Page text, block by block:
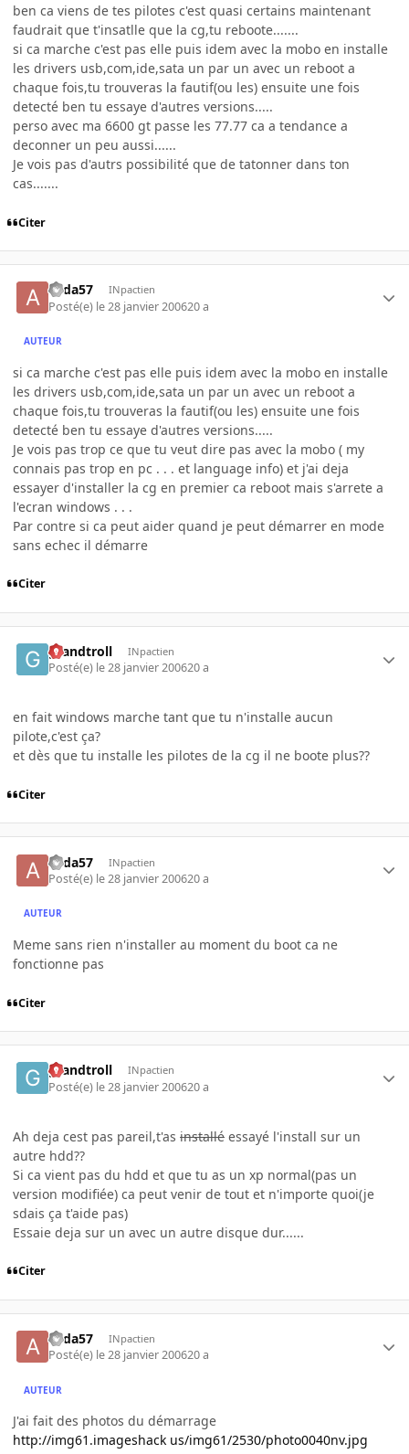
ben ca viens de tes pilotes c'est quasi certains maintenant
faudrait que t'insatlle que la cg,tu reboote.......
si ca marche c'est pas elle puis idem avec la mobo en installe
les drivers usb,com,ide,sata un par un avec un reboot a
chaque fois,tu trouveras la fautif(ou les) ensuite une fois
detecté ben tu essaye d'autres versions.....
perso avec ma 6600 gt passe les 77.77 ca a tendance a
deconner un peu aussi......
Je vois pas d'autrs possibilité que de tatonner dans ton
cas.......
Citer
alida57 INpactien
Posté(e) le 28 janvier 200620 a
AUTEUR
si ca marche c'est pas elle puis idem avec la mobo en installe
les drivers usb,com,ide,sata un par un avec un reboot a
chaque fois,tu trouveras la fautif(ou les) ensuite une fois
detecté ben tu essaye d'autres versions.....
Je vois pas trop ce que tu veut dire pas avec la mobo ( my
connais pas trop en pc . . . et language info) et j'ai deja
essayer d'installer la cg en premier ca reboot mais s'arrete a
l'ecran windows . . .
Par contre si ca peut aider quand je peut démarrer en mode
sans echec il démarre
Citer
grandtroll INpactien
Posté(e) le 28 janvier 200620 a
en fait windows marche tant que tu n'installe aucun
pilote,c'est ça?
et dès que tu installe les pilotes de la cg il ne boote plus??
Citer
alida57 INpactien
Posté(e) le 28 janvier 200620 a
AUTEUR
Meme sans rien n'installer au moment du boot ca ne
fonctionne pas
Citer
grandtroll INpactien
Posté(e) le 28 janvier 200620 a
Ah deja cest pas pareil,t'as installé essayé l'install sur un
autre hdd??
Si ca vient pas du hdd et que tu as un xp normal(pas un
version modifiée) ca peut venir de tout et n'importe quoi(je
sdais ça t'aide pas)
Essaie deja sur un avec un autre disque dur......
Citer
alida57 INpactien
Posté(e) le 28 janvier 200620 a
AUTEUR
J'ai fait des photos du démarrage
http://img61.imageshack us/img61/2530/photo0040nv.jpg